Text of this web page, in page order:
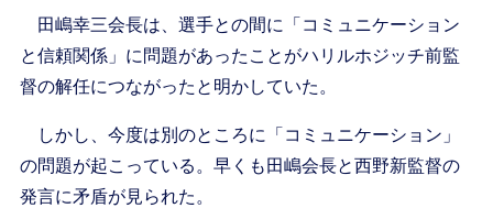
田嶋幸三会長は、選手との間に「コミュニケーション
と信頼関係」に問題があったことがハリルホジッチ前監
督の解任につながったと明かしていた。
しかし、今度は別のところに「コミュニケーション」
の問題が起こっている。早くも田嶋会長と西野新監督の
発言に矛盾が見られた。